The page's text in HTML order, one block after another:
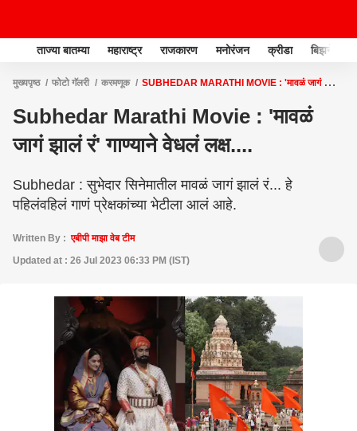
ताज्या बातम्या महाराष्ट्र राजकारण मनोरंजन क्रीडा बिझनेस
मुख्यपृष्ठ फोटो गॅलरी करमणूक
SUBHEDAR MARATHI MOVIE : 'मावळं जागं झालं
Subhedar Marathi Movie : 'मावळं
जागं झालं रं' गाण्याने वेधलं लक्ष....
Subhedar : सुभेदार सिनेमातील मावळं जागं झालं रं... हे
पहिलंवहिलं गाणं प्रेक्षकांच्या भेटीला आलं आहे.
Written By :एबीपी माझा वेब टीम
Updated at : 26 Jul 2023 06:33 PM (IST)